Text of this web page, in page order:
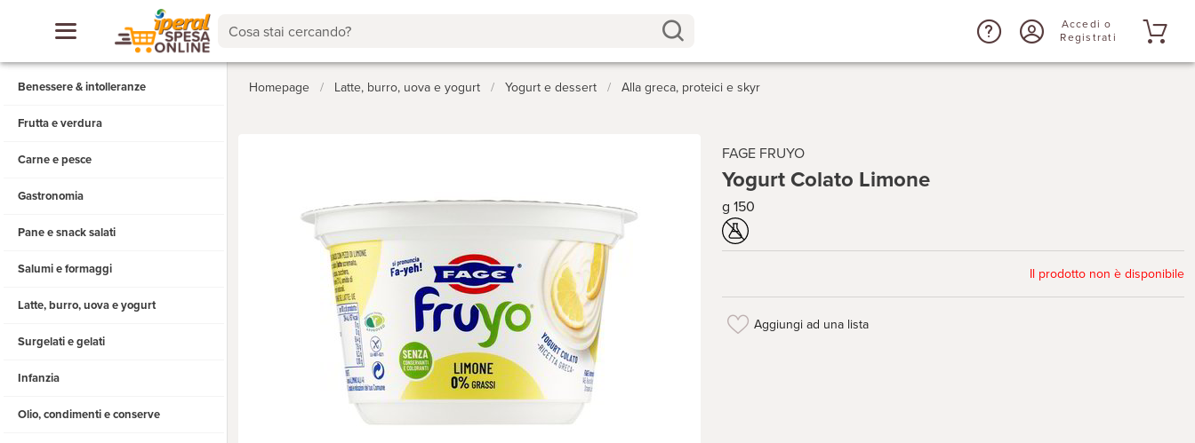
Cosa stai cercando?
Accedi o
Registrati
Benessere & intolleranze
Frutta e verdura
Carne e pesce
Gastronomia
Pane e snack salati
Salumi e formaggi
Latte, burro, uova e yogurt
Surgelati e gelati
Infanzia
Olio, condimenti e conserve
Homepage / Latte, burro, uova e yogurt / Yogurt e dessert / Alla greca, proteici e skyr
FAGE FRUYO
Yogurt Colato Limone
g 150
Il prodotto non è disponibile
Aggiungi ad una lista